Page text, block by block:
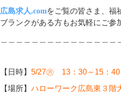
広島求人.comをご覧の皆さま、 福
ブランクがある方もお気軽にご参
【日時】 5/27㊊ 13：30～15：40
【場所】 ハローワーク広島東３階